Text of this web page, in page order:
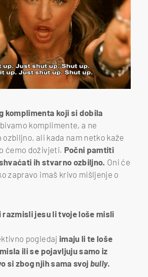
komplimenta koji si dobila
komplimente, a ne
ali kada nam netko kaže
ćemo doživjeti. Počni pamtiti
ih stvarno ozbiljno. Oni će
zapravo imaš krivo mišljenje o
razmisli jesu li tvoje loše misli
pogledaj imaju li te loše
ili se pojavljuju samo iz
si zbog njih sama svoj bully.